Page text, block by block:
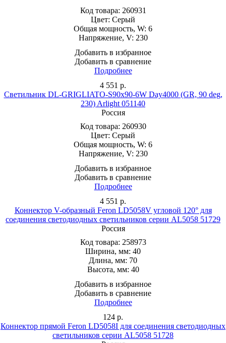
Код товара: 260931
Цвет: Серый
Общая мощность, W: 6
Напряжение, V: 230
Добавить в избранное
Добавить в сравнение
Подробнее
4 551 р.
Светильник DL-GRIGLIATO-S90x90-6W Day4000 (GR, 90 deg,
230) Arlight 051140
Россия
Код товара: 260930
Цвет: Серый
Общая мощность, W: 6
Напряжение, V: 230
Добавить в избранное
Добавить в сравнение
Подробнее
4 551 р.
Коннектор V-образный Feron LD5058V угловой 120° для
соединения светодиодных светильников серии AL5058 51729
Россия
Код товара: 258973
Ширина, мм: 40
Длина, мм: 70
Высота, мм: 40
Добавить в избранное
Добавить в сравнение
Подробнее
124 р.
Коннектор прямой Feron LD5058I для соединения светодиодных
светильников серии AL5058 51728